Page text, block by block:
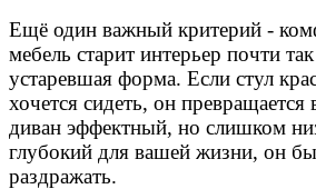
Ещё один важный критерий -
мебель старит интерьер почти
устаревшая форма. Если стул
хочется сидеть, он
диван эффектный, но слишком
глубокий для вашей жизни, он
раздражать.